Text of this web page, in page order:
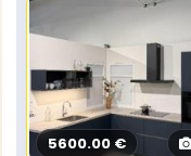
5600.00 €